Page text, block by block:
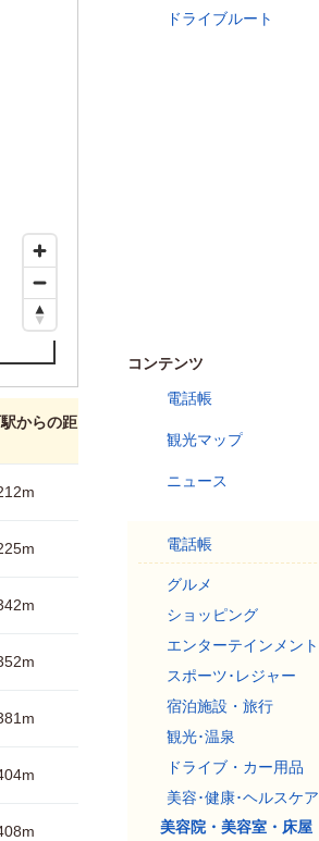
からの距
ドライブルート
コンテンツ
電話帳
観光マップ
ニュース
電話帳
グルメ
ショッピング
エンターテインメント
スポーツ･レジャー
宿泊施設・旅行
観光･温泉
ドライブ・カー用品
美容･健康･ヘルスケア
美容院・美容室・床屋